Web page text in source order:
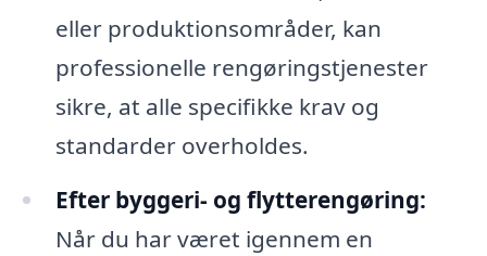
eller produktionsområder, kan
professionelle rengøringstjenester
sikre, at alle specifikke krav og
standarder overholdes.
Efter byggeri- og flytterengøring:
Når du har været igennem en